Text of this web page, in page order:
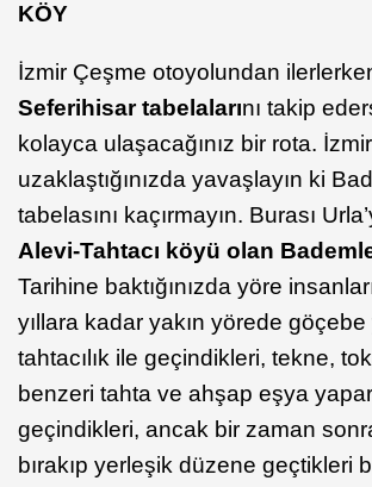
KÖY
İzmir Çeşme otoyolundan
Seferihisar tabelalarını takip
kolayca ulaşacağınız bir rota.
uzaklaştığınızda yavaşlayın ki
tabelasını kaçırmayın. Burası
Alevi-Tahtacı köyü olan
Tarihine baktığınızda yöre
yıllara kadar yakın yörede göçebe
tahtacılık ile geçindikleri, tekne,
benzeri tahta ve ahşap eşya
geçindikleri, ancak bir zaman
bırakıp yerleşik düzene geçtikleri